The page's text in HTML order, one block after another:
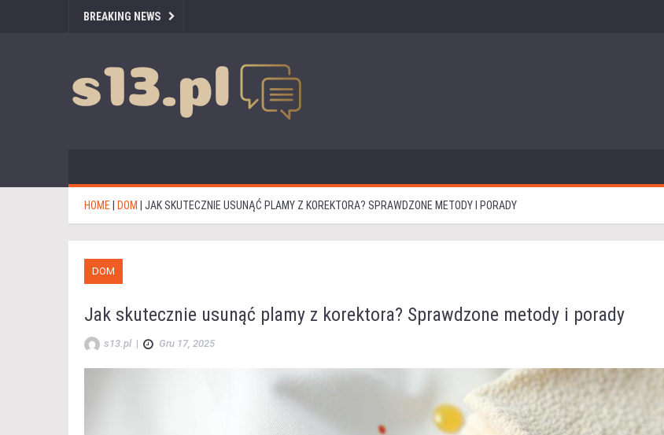
BREAKING NEWS
HOME DOM JAK SKUTECZNIE USUNĄĆ PLAMY Z KOREKTORA? SPRAWDZONE METODY I PORADY
DOM
Jak skutecznie usunąć plamy z korektora? Sprawdzone metody i porady
s13.pl | Gru 17, 2025